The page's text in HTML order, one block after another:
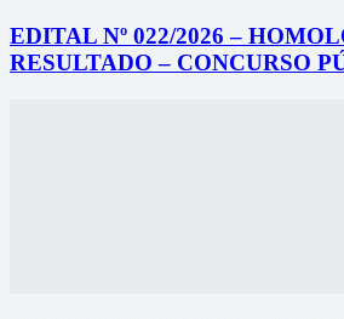
EDITAL Nº 022/2026 –
RESULTADO – CONCURSO